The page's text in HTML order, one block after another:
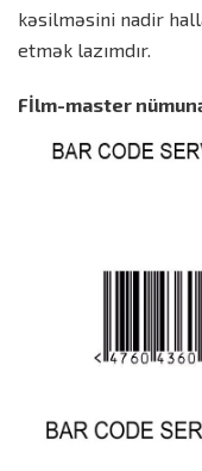
kəsilməsini nadir
etmək lazımdır.
Fİlm-master